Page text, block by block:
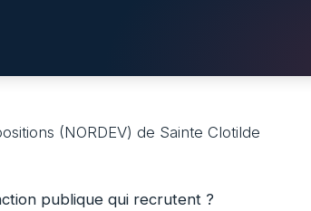
(NORDEV) de Sainte Clotilde
publique qui recrutent ?